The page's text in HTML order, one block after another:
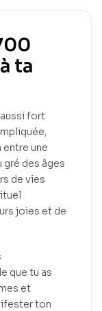
ta
aussi fort
une
gré des âges
de vies
joies et de
que tu as
et
ton